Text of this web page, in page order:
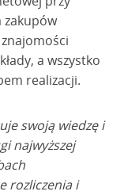
zakupów
a wszystko
realizacji.
swoją wiedzę i
najwyższej
rozliczenia i